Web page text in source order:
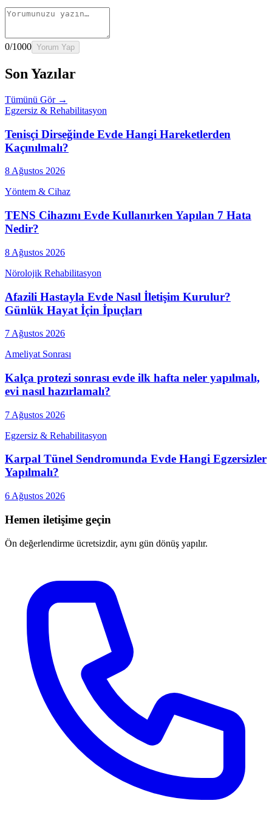
0/1000 Yorum Yap
Son Yazılar
Tümünü Gör →
Egzersiz & Rehabilitasyon
Tenisçi Dirseğinde Evde Hangi Hareketlerden
Kaçınılmalı?
8 Ağustos 2026
Yöntem & Cihaz
TENS Cihazını Evde Kullanırken Yapılan 7 Hata
Nedir?
8 Ağustos 2026
Nörolojik Rehabilitasyon
Afazili Hastayla Evde Nasıl İletişim Kurulur?
Günlük Hayat İçin İpuçları
7 Ağustos 2026
Ameliyat Sonrası
Kalça protezi sonrası evde ilk hafta neler yapılmalı,
evi nasıl hazırlamalı?
7 Ağustos 2026
Egzersiz & Rehabilitasyon
Karpal Tünel Sendromunda Evde Hangi Egzersizler
Yapılmalı?
6 Ağustos 2026
Hemen iletişime geçin
Ön değerlendirme ücretsizdir, aynı gün dönüş yapılır.